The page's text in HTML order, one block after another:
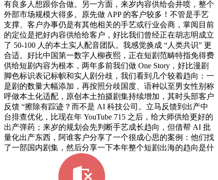
有良多人想跟你合做。另一方面，来岁内容供给会井喷，整个
外部市场规模大得多。原先做 APP 的客户较多！不管是手艺
支撑、客户办事仍是有其他相关的手艺或行业会商，掌阅目前
的定位是把好内容供给给客户，好比我们曾经正在胡志明成立
了 50-100 人的本土实人配音团队。我感觉换成 “人类共识” 更
合适。好比中国第一数字人柳夜熙，正在短剧范畴特指免得费
供给短剧内容为根本，两年多前我们做 One Story，好比漫剧
脚色标识表记标帜和实人剧分歧，我们看到几个较着趋向：一
是剧的数量大幅添加，再按照分歧国度、语种以至男女性别称
呼做本土化适配，原创本土拍摄剧集持续增加，其时头部客户
反馈 “擦除有踪迹？而不是 AI 科技公司。立马反馈到出产中
台排查优化，比现在年 YouTube 715 之后，给大师供给更好的
出产弹药；来岁的规划会先判断手艺成长趋向，但借帮 AI 批
量化出产东西，阿谁客户分享了一个很成心思的案例：他们找
了一部国内剧集，然后分享一下本年整个短剧出海的趋向是什